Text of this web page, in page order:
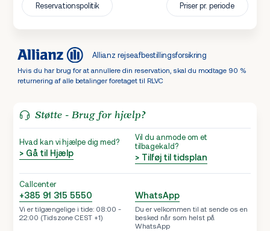
Reservationspolitik Priser pr. periode
Allianz rejseafbestillingsforsikring
Hvis du har brug for at annullere din reservation, skal du modtage 90 %
returnering af alle betalinger foretaget til RLVC
Støtte - Brug for hjælp?
Hvad kan vi hjælpe dig med?
> Gå til Hjælp
Vil du anmode om et
tilbagekald?
> Tilføj til tidsplan
Callcenter
+385 91 315 5550
Vi er tilgængelige i tide: 08:00 -
22:00 (Tidszone CEST +1)
WhatsApp
Du er velkommen til at sende os en
besked når som helst på
WhatsApp